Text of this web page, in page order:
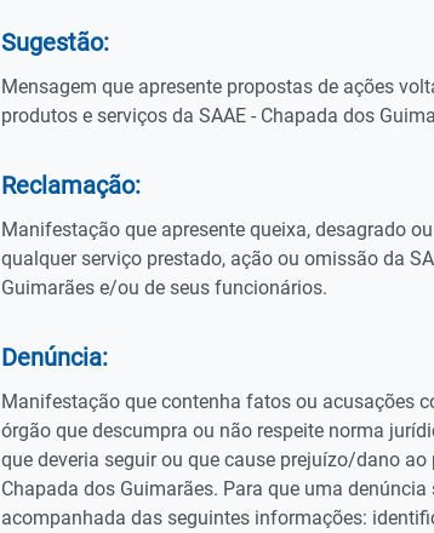
Sugestão:
Mensagem que apresente propostas de ações
produtos e serviços da SAAE - Chapada dos
Reclamação:
Manifestação que apresente queixa, desagrado
qualquer serviço prestado, ação ou omissão da
Guimarães e/ou de seus funcionários.
Denúncia:
Manifestação que contenha fatos ou acusações
órgão que descumpra ou não respeite norma
que deveria seguir ou que cause prejuízo/dano ao
Chapada dos Guimarães. Para que uma denúncia
acompanhada das seguintes informações: